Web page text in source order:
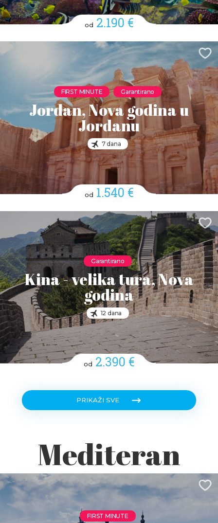
od 2.190 €
FIRST MINUTE Garantirano
Jordan, Nova godina u
Jordanu
7 dana
od 1.540 €
Garantirano
Kina - velika tura, Nova
godina
12 dana
od 2.390 €
PRIKAŽI SVE
Mediteran
FIRST MINUTE